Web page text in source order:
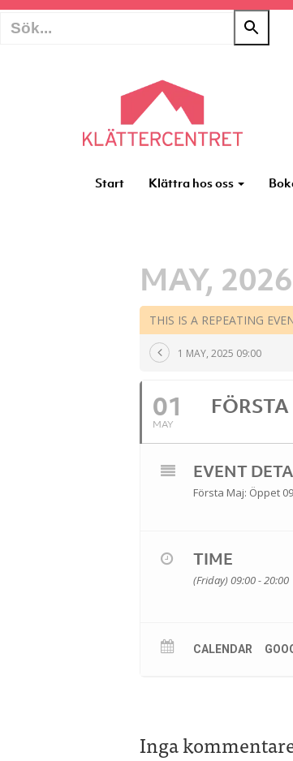
Start Klättra hos oss
MAY, 2026
THIS IS A REPEATING
1 MAY, 2025 09:00
01
MAY
EVENT
Första Maj: Öppet
TIME
(Friday) 09:00 - 20:00
CALENDAR
Inga